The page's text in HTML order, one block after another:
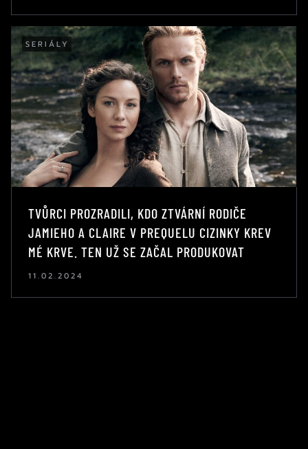
SERIÁLY
TVŮRCI PROZRADILI, KDO ZTVÁRNÍ RODIČE
JAMIEHO A CLAIRE V PREQUELU CIZINKY KREV
MÉ KRVE. TEN UŽ SE ZAČAL PRODUKOVAT
11.02.2024